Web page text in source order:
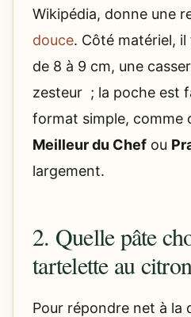
Wikipédia, donne une
douce. Côté matériel,
de 8 à 9 cm, une
zesteur ; la poche est
format simple, comme
Meilleur du Chef ou
largement.
2. Quelle pâte
tartelette au
Pour répondre net à la